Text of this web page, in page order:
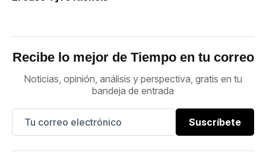
Recibe lo mejor de Tiempo en tu correo
Noticias, opinión, análisis y perspectiva, gratis en tu
bandeja de entrada
Suscríbete